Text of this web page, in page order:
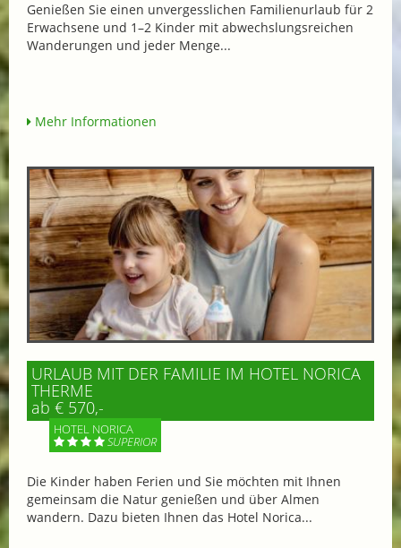
Genießen Sie einen unvergesslichen Familienurlaub für 2
Erwachsene und 1–2 Kinder mit abwechslungsreichen
Wanderungen und jeder Menge...
Mehr Informationen
URLAUB MIT DER FAMILIE IM HOTEL NORICA
THERME
ab € 570,-
HOTEL NORICA
SUPERIOR
Die Kinder haben Ferien und Sie möchten mit Ihnen
gemeinsam die Natur genießen und über Almen
wandern. Dazu bieten Ihnen das Hotel Norica...